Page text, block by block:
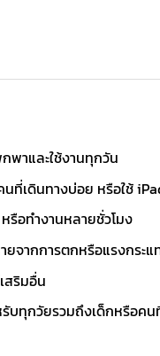
พาและใช้งานทุกวัน
นที่เดินทางบ่อย หรือใช้
รือทำงานหลายชั่วโมง
จากการตกหรือแรงกระแ
สริมอื่น
บทุกวัยรวมถึงเด็กหรือคน